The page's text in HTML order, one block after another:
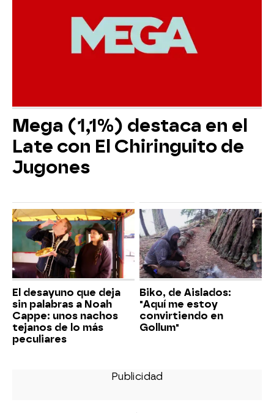
Mega (1,1%) destaca en el
Late con El Chiringuito de
Jugones
El desayuno que deja
sin palabras a Noah
Cappe: unos nachos
tejanos de lo más
peculiares
Biko, de Aislados:
"Aquí me estoy
convirtiendo en
Gollum"